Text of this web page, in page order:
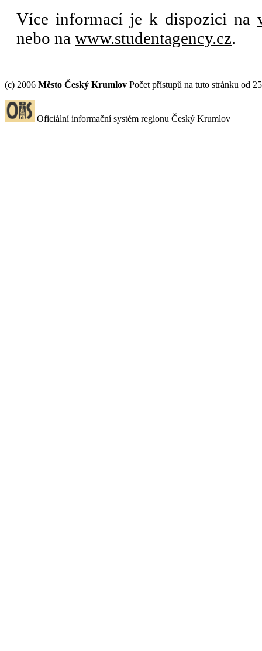
Více informací je k dispozici na
nebo na www.studentagency.cz.
(c) 2006 Město Český Krumlov Počet přístupů na tuto stránku od
Oficiální informační systém regionu Český Krumlov